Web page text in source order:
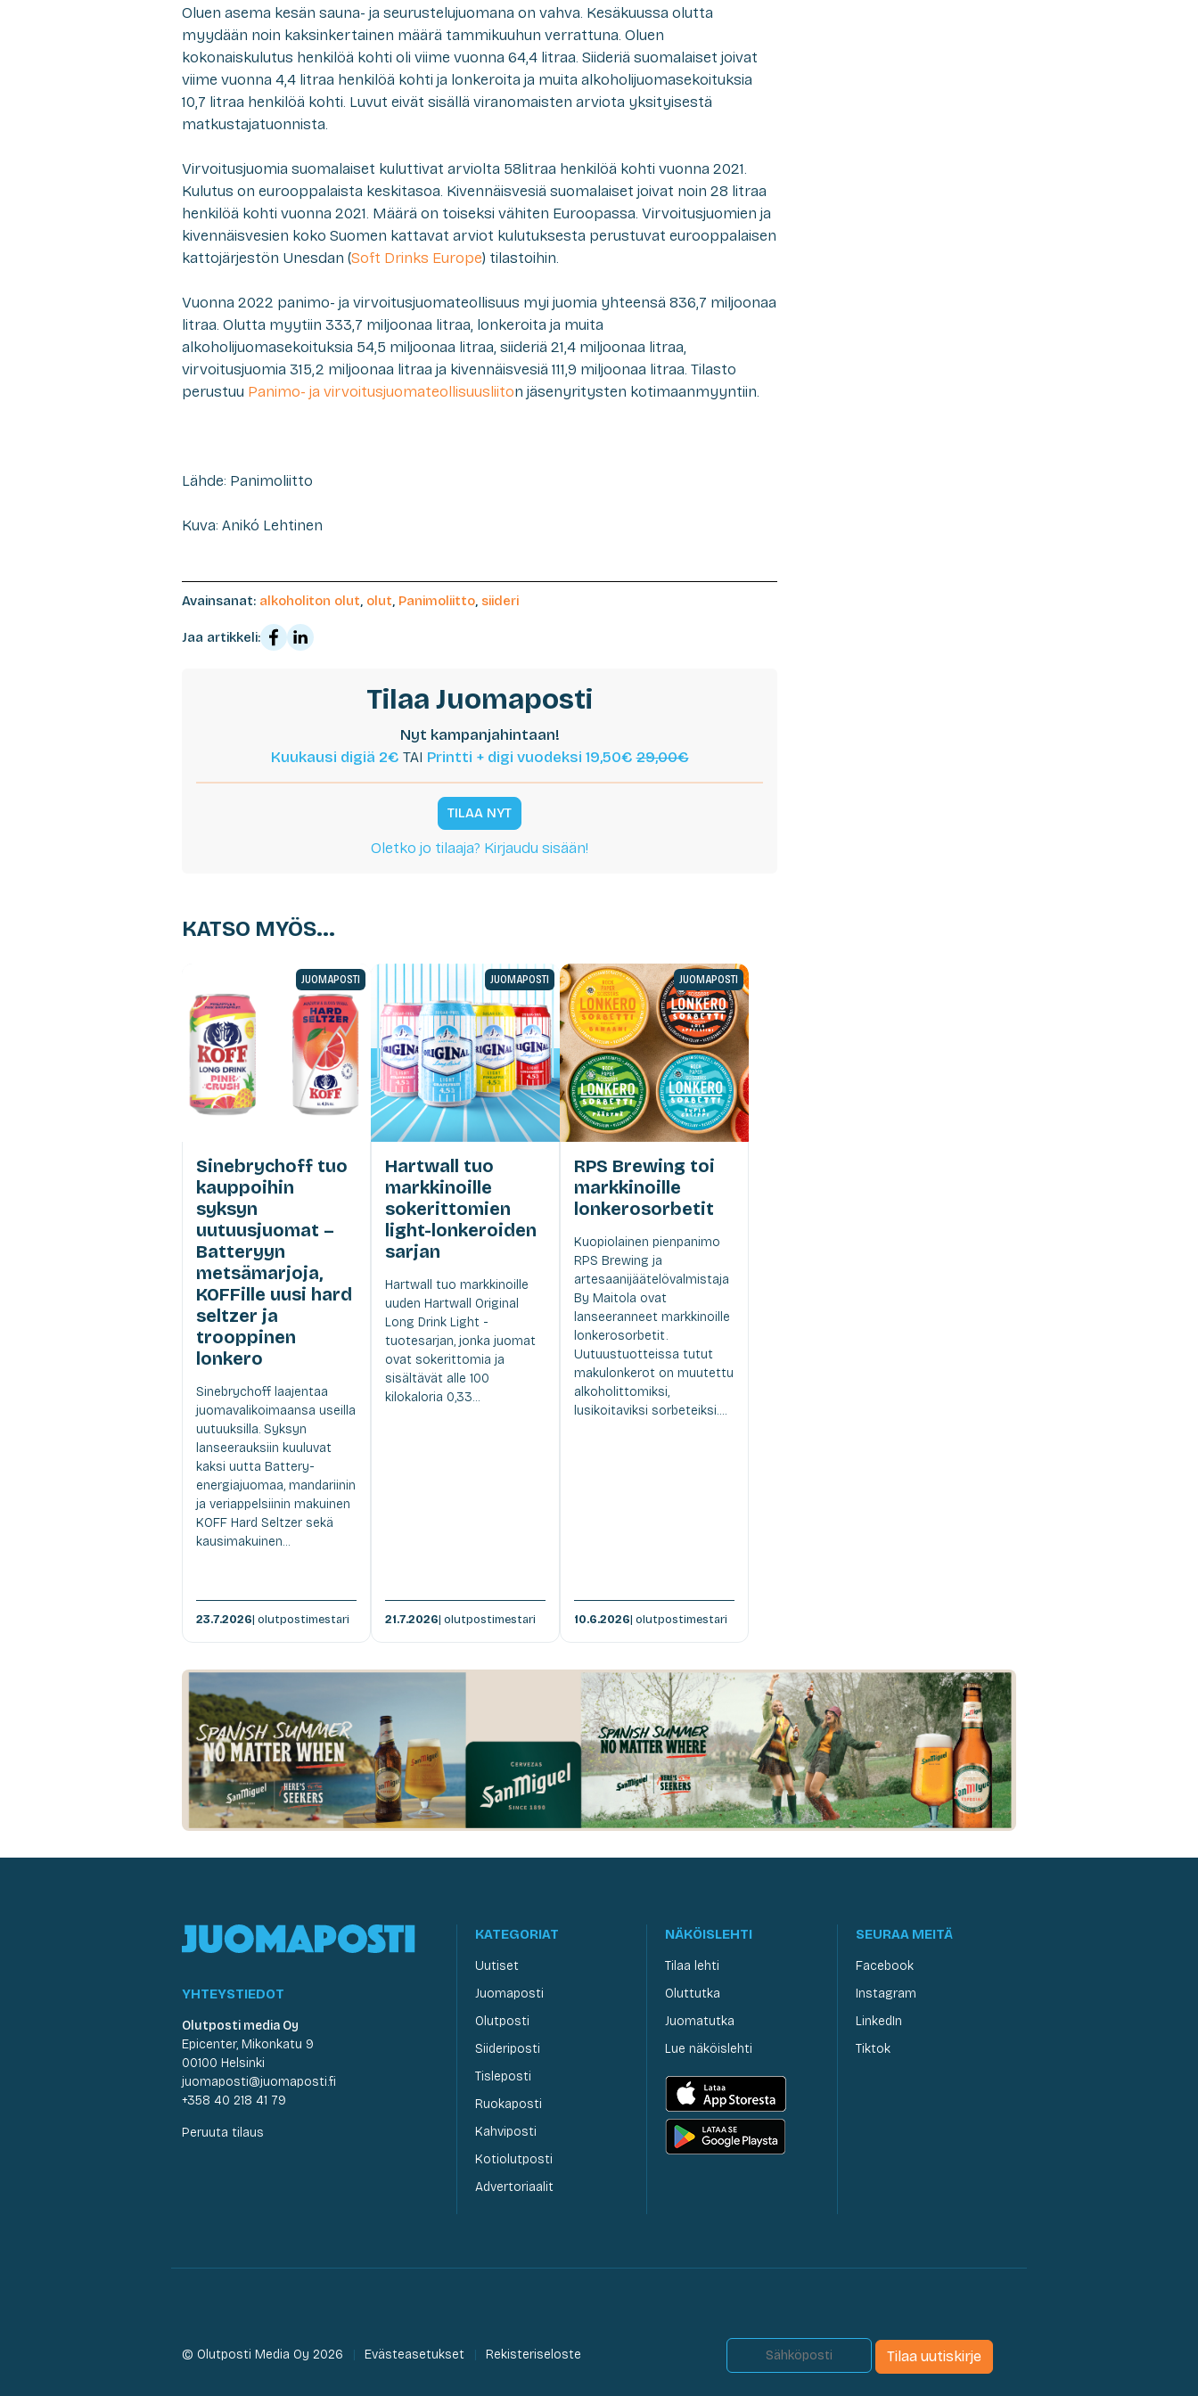
Oluen asema kesän sauna- ja seurustelujuomana on vahva. Kesäkuussa olutta
myydään noin kaksinkertainen määrä tammikuuhun verrattuna. Oluen
kokonaiskulutus henkilöä kohti oli viime vuonna 64,4 litraa. Siideriä suomalaiset joivat
viime vuonna 4,4 litraa henkilöä kohti ja lonkeroita ja muita alkoholijuomasekoituksia
10,7 litraa henkilöä kohti. Luvut eivät sisällä viranomaisten arviota yksityisestä
matkustajatuonnista.
Virvoitusjuomia suomalaiset kuluttivat arviolta 58litraa henkilöä kohti vuonna 2021.
Kulutus on eurooppalaista keskitasoa. Kivennäisvesiä suomalaiset joivat noin 28 litraa
henkilöä kohti vuonna 2021. Määrä on toiseksi vähiten Euroopassa. Virvoitusjuomien ja
kivennäisvesien koko Suomen kattavat arviot kulutuksesta perustuvat eurooppalaisen
kattojärjestön Unesdan (Soft Drinks Europe) tilastoihin.
Vuonna 2022 panimo- ja virvoitusjuomateollisuus myi juomia yhteensä 836,7 miljoonaa
litraa. Olutta myytiin 333,7 miljoonaa litraa, lonkeroita ja muita
alkoholijuomasekoituksia 54,5 miljoonaa litraa, siideriä 21,4 miljoonaa litraa,
virvoitusjuomia 315,2 miljoonaa litraa ja kivennäisvesiä 111,9 miljoonaa litraa. Tilasto
perustuu Panimo- ja virvoitusjuomateollisuus­liiton jäsenyritysten kotimaanmyyntiin.
Lähde: Panimoliitto
Kuva: Anikó Lehtinen
Avainsanat: alkoholiton olut, olut, Panimoliitto, siideri
Jaa artikkeli:
Tilaa Juomaposti
Nyt kampanjahintaan!
Kuukausi digiä 2€ TAI Printti + digi vuodeksi 19,50€29,00€
TILAA NYT
Oletko jo tilaaja? Kirjaudu sisään!
KATSO MYÖS...
JUOMAPOSTI
Sinebrychoff tuo
kauppoihin
syksyn
uutuusjuomat –
Batteryyn
metsämarjoja,
KOFFille uusi hard
seltzer ja
trooppinen
lonkero
Sinebrychoff laajentaa
juomavalikoimaansa useilla
uutuuksilla. Syksyn
lanseerauksiin kuuluvat
kaksi uutta Battery-
energiajuomaa, mandariinin
ja veriappelsiinin makuinen
KOFF Hard Seltzer sekä
kausimakuinen...
23.7.2026| olutpostimestari
JUOMAPOSTI
Hartwall tuo
markkinoille
sokerittomien
light-lonkeroiden
sarjan
Hartwall tuo markkinoille
uuden Hartwall Original
Long Drink Light -
tuotesarjan, jonka juomat
ovat sokerittomia ja
sisältävät alle 100
kilokaloria 0,33...
21.7.2026| olutpostimestari
JUOMAPOSTI
RPS Brewing toi
markkinoille
lonkerosorbetit
Kuopiolainen pienpanimo
RPS Brewing ja
artesaanijäätelövalmistaja
By Maitola ovat
lanseeranneet markkinoille
lonkerosorbetit.
Uutuustuotteissa tutut
makulonkerot on muutettu
alkoholittomiksi,
lusikoitaviksi sorbeteiksi....
10.6.2026| olutpostimestari
YHTEYSTIEDOT
Olutposti media Oy
Epicenter, Mikonkatu 9
00100 Helsinki
juomaposti@juomaposti.fi
+358 40 218 41 79
Peruuta tilaus
KATEGORIAT
Uutiset
Juomaposti
Olutposti
Siideriposti
Tisleposti
Ruokaposti
Kahviposti
Kotiolutposti
Advertoriaalit
NÄKÖISLEHTI
Tilaa lehti
Oluttutka
Juomatutka
Lue näköislehti
SEURAA MEITÄ
Facebook
Instagram
LinkedIn
Tiktok
© Olutposti Media Oy 2026 Evästeasetukset Rekisteriseloste Tilaa uutiskirje